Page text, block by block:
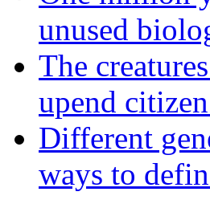
unused
The
upend
Different
ways to